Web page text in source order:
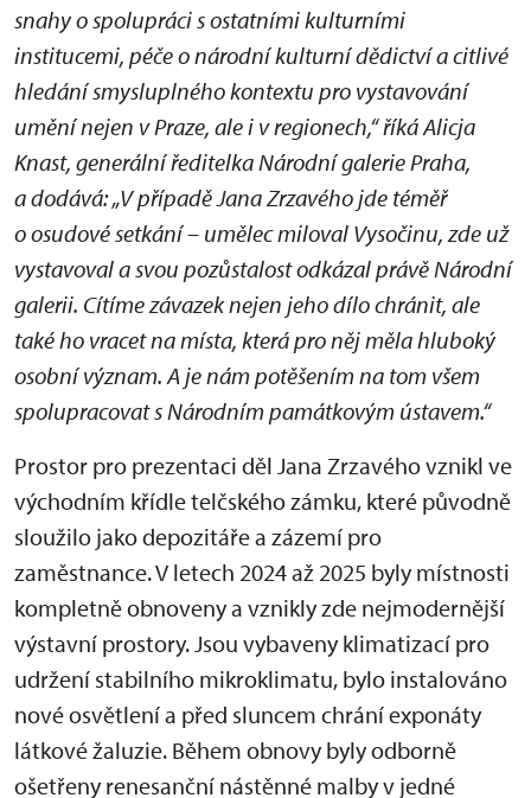
snahy o spolupráci s ostatními kulturními
institucemi, péče o národní kulturní dědictví a citlivé
hledání smysluplného kontextu pro vystavování
umění nejen v Praze, ale i v regionech,“ říká Alicja
Knast, generální ředitelka Národní galerie Praha,
a dodává: „V případě Jana Zrzavého jde téměř
o osudové setkání – umělec miloval Vysočinu, zde už
vystavoval a svou pozůstalost odkázal právě Národní
galerii. Cítíme závazek nejen jeho dílo chránit, ale
také ho vracet na místa, která pro něj měla hluboký
osobní význam. A je nám potěšením na tom všem
spolupracovat s Národním památkovým ústavem.“
Prostor pro prezentaci děl Jana Zrzavého vznikl ve
východním křídle telčského zámku, které původně
sloužilo jako depozitáře a zázemí pro
zaměstnance. V letech 2024 až 2025 byly místnosti
kompletně obnoveny a vznikly zde nejmodernější
výstavní prostory. Jsou vybaveny klimatizací pro
udržení stabilního mikroklimatu, bylo instalováno
nové osvětlení a před sluncem chrání exponáty
látkové žaluzie. Během obnovy byly odborně
ošetřeny renesanční nástěnné malby v jedné